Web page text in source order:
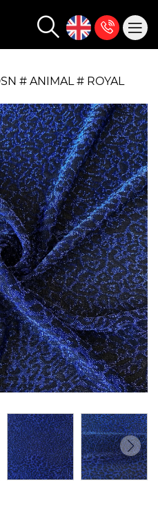
# ANIMAL # ROYAL